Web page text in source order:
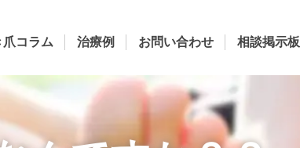
爪コラム 治療例 お問い合わせ 相談掲示板